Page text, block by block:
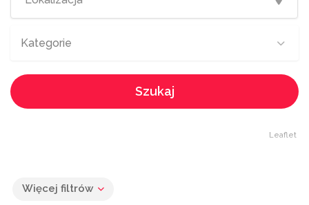
Leaflet
Kategorie
Szukaj
Więcej filtrów